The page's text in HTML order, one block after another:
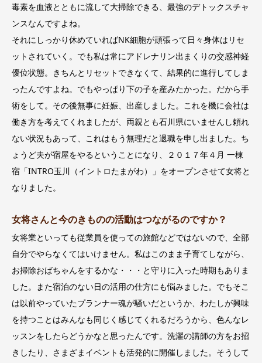
毒素を血液とともに流して大掃除できる、最強のデトックスチャ
ンスなんですよね。
それにしっかり休めていればNK細胞が頑張って日々身体はリセ
ットされていく。でも私は常にアドレナリン出まくりの交感神経
優位状態。きちんとリセットできなくて、結果的に進行してしま
ったんですよね。でもやっぱり下の子を産みたかった。だから手
術をして。その後無事に妊娠、出産しました。これを機に会社は
働き方を考えてくれましたが、両親とも石川県にいませんし頼れ
ない状況もあって、これはもう無理だと退職を申し出ました。ち
ょうど夫が宿屋をやるということになり、２０１７年４月 一棟
宿「INTRO玉川（イントロたまがわ）」をオープンさせて女将と
なりました。
女将さんと今のきものの活動はつながるのですか？
女将業といっても従業員を使っての旅館などではないので、全部
自分でやらなくてはいけません。私はこのまま子育てしながら、
お掃除おばちゃんをするかな・・・と守りに入った時期もありま
した。また宿泊のない日の活用の仕方にも悩みました。でもそこ
は以前やっていたプランナー魂が騒いだというか、わたしが興味
を持つことはみんなも同じく感じてくれるだろうから、色んなレ
ッスンをしたらどうかなと思ったんです。洗濯の講師の方をお招
きしたり、さまざまイベントも活発的に開催しました。そうして